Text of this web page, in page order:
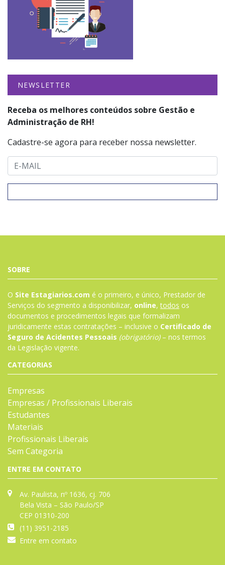
NEWSLETTER
Receba os melhores conteúdos sobre Gestão e
Administração de RH!
Cadastre-se agora para receber nossa newsletter.
SOBRE
O Site Estagiarios.com é o primeiro, e único, Prestador de
Serviços do segmento a disponibilizar, online,todos os
documentos e procedimentos legais que formalizam
juridicamente estas contratações – inclusive o Certificado de
Seguro de Acidentes Pessoais (obrigatório)– nos termos
da Legislação vigente.
CATEGORIAS
Empresas
Empresas / Profissionais Liberais
Estudantes
Materiais
Profissionais Liberais
Sem Categoria
ENTRE EM CONTATO
Av. Paulista, nº 1636, cj. 706
Bela Vista – São Paulo/SP
CEP 01310-200
(11) 3951-2185
Entre em contato